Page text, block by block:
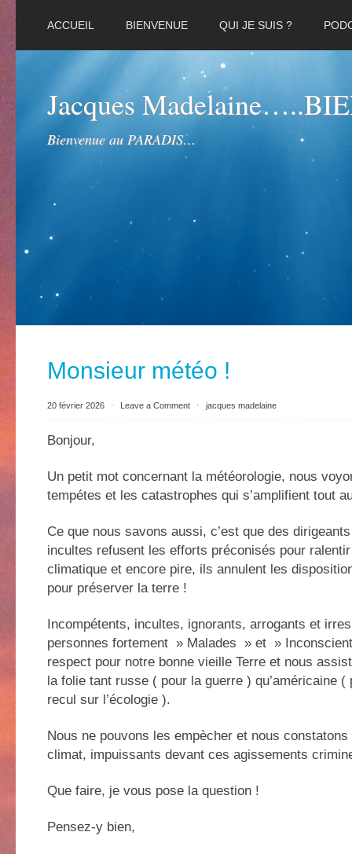
ACCUEIL BIENVENUE QUI JE SUIS ?
Jacques
Bienvenue au PARADIS…
Monsieur météo !
20 février 2026 ⋅ Leave a Comment ⋅ jacques madelaine
Bonjour,
Un petit mot concernant la météorologie, nous
tempétes et les catastrophes qui s’amplifient tout
Ce que nous savons aussi, c’est que des
incultes refusent les efforts préconisés pour
climatique et encore pire, ils annulent les
pour préserver la terre !
Incompétents, incultes, ignorants, arrogants et
personnes fortement » Malades » et »
respect pour notre bonne vieille Terre et nous
la folie tant russe ( pour la guerre ) qu’américaine (
recul sur l’écologie ).
Nous ne pouvons les empècher et nous
climat, impuissants devant ces agissements
Que faire, je vous pose la question !
Pensez-y bien,